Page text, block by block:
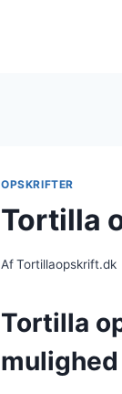
OPSKRIFTER
Tortilla
AfTortillaopskrift.dk
Tortilla
mulighed